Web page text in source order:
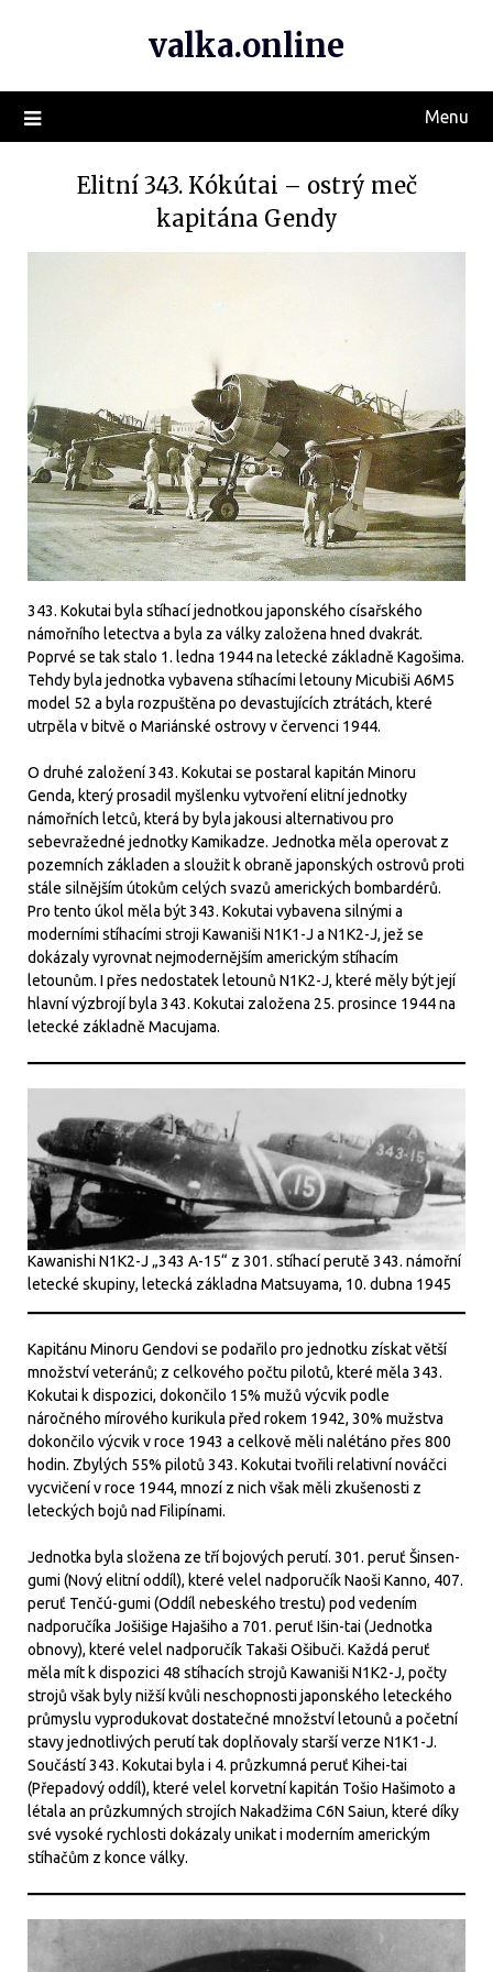
valka.online
Menu
Elitní 343. Kókútai – ostrý meč
kapitána Gendy
343. Kokutai byla stíhací jednotkou japonského císařského
námořního letectva a byla za války založena hned dvakrát.
Poprvé se tak stalo 1. ledna 1944 na letecké základně Kagošima.
Tehdy byla jednotka vybavena stíhacími letouny Micubiši A6M5
model 52 a byla rozpuštěna po devastujících ztrátách, které
utrpěla v bitvě o Mariánské ostrovy v červenci 1944.
O druhé založení 343. Kokutai se postaral kapitán Minoru
Genda, který prosadil myšlenku vytvoření elitní jednotky
námořních letců, která by byla jakousi alternativou pro
sebevražedné jednotky Kamikadze. Jednotka měla operovat z
pozemních základen a sloužit k obraně japonských ostrovů proti
stále silnějším útokům celých svazů amerických bombardérů.
Pro tento úkol měla být 343. Kokutai vybavena silnými a
moderními stíhacími stroji Kawaniši N1K1-J a N1K2-J, jež se
dokázaly vyrovnat nejmodernějším americkým stíhacím
letounům. I přes nedostatek letounů N1K2-J, které měly být její
hlavní výzbrojí byla 343. Kokutai založena 25. prosince 1944 na
letecké základně Macujama.
Kawanishi N1K2-J „343 A-15“ z 301. stíhací perutě 343. námořní
letecké skupiny, letecká základna Matsuyama, 10. dubna 1945
Kapitánu Minoru Gendovi se podařilo pro jednotku získat větší
množství veteránů; z celkového počtu pilotů, které měla 343.
Kokutai k dispozici, dokončilo 15% mužů výcvik podle
náročného mírového kurikula před rokem 1942, 30% mužstva
dokončilo výcvik v roce 1943 a celkově měli nalétáno přes 800
hodin. Zbylých 55% pilotů 343. Kokutai tvořili relativní nováčci
vycvičení v roce 1944, mnozí z nich však měli zkušenosti z
leteckých bojů nad Filipínami.
Jednotka byla složena ze tří bojových perutí. 301. peruť Šinsen-
gumi (Nový elitní oddíl), které velel nadporučík Naoši Kanno, 407.
peruť Tenčú-gumi (Oddíl nebeského trestu) pod vedením
nadporučíka Jošišige Hajašiho a 701. peruť Išin-tai (Jednotka
obnovy), které velel nadporučík Takaši Ošibuči. Každá peruť
měla mít k dispozici 48 stíhacích strojů Kawaniši N1K2-J, počty
strojů však byly nižší kvůli neschopnosti japonského leteckého
průmyslu vyprodukovat dostatečné množství letounů a početní
stavy jednotlivých perutí tak doplňovaly starší verze N1K1-J.
Součástí 343. Kokutai byla i 4. průzkumná peruť Kihei-tai
(Přepadový oddíl), které velel korvetní kapitán Tošio Hašimoto a
létala an průzkumných strojích Nakadžima C6N Saiun, které díky
své vysoké rychlosti dokázaly unikat i moderním americkým
stíhačům z konce války.